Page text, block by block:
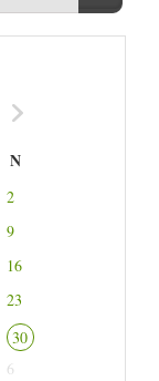
N
2
9
16
23
30
6